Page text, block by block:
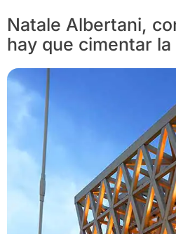
Natale Albertani,
hay que cimentar